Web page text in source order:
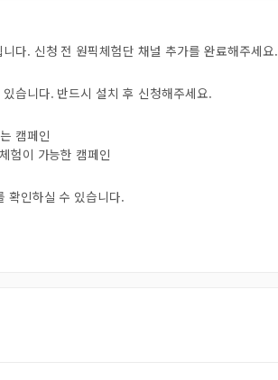
다. 신청 전 원픽체험단 채널 추가를 완료해주세요.
습니다. 반드시 설치 후 신청해주세요.
캠페인
험이 가능한 캠페인
인하실 수 있습니다.